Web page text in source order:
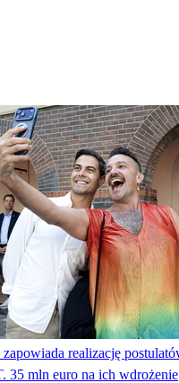
realizację
35 mln euro na ich wdrożenie